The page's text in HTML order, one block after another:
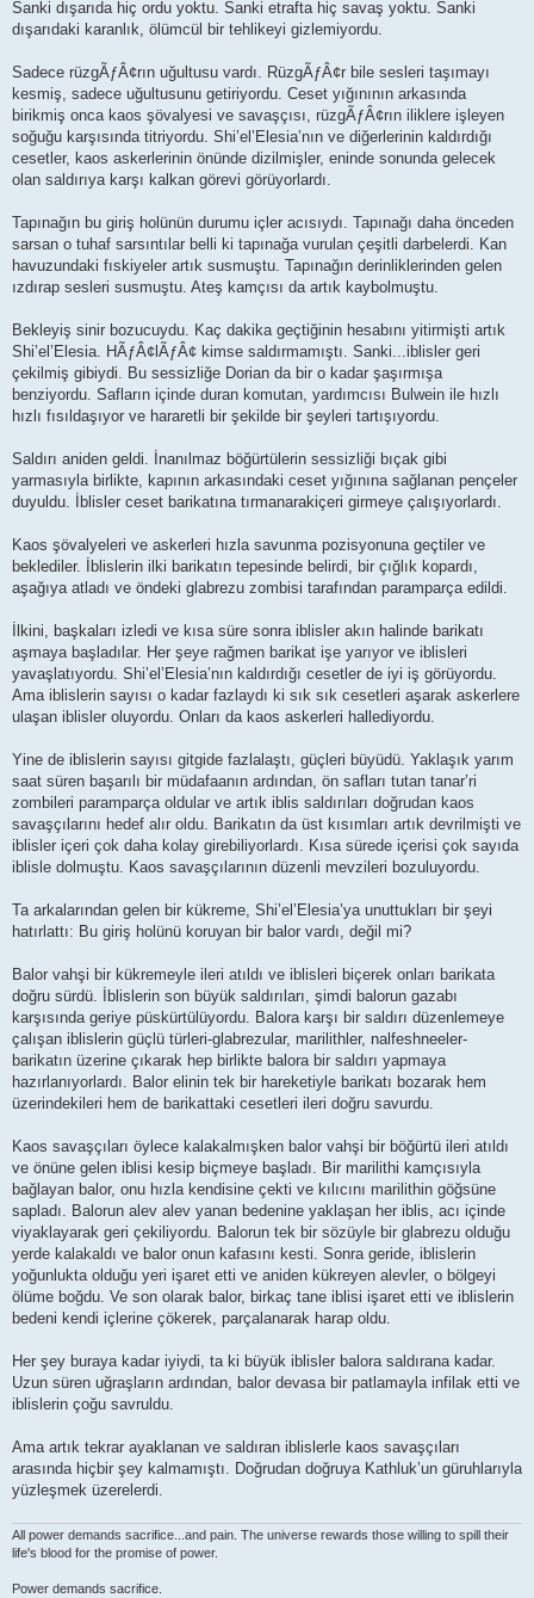
Sanki dışarıda hiç ordu yoktu. Sanki etrafta hiç savaş yoktu. Sanki
dışarıdaki karanlık, ölümcül bir tehlikeyi gizlemiyordu.
Sadece rüzgÃƒÂ¢rın uğultusu vardı. RüzgÃƒÂ¢r bile sesleri taşımayı
kesmiş, sadece uğultusunu getiriyordu. Ceset yığınının arkasında
birikmiş onca kaos şövalyesi ve savaşçısı, rüzgÃƒÂ¢rın iliklere işleyen
soğuğu karşısında titriyordu. Shi’el’Elesia’nın ve diğerlerinin kaldırdığı
cesetler, kaos askerlerinin önünde dizilmişler, eninde sonunda gelecek
olan saldırıya karşı kalkan görevi görüyorlardı.
Tapınağın bu giriş holünün durumu içler acısıydı. Tapınağı daha önceden
sarsan o tuhaf sarsıntılar belli ki tapınağa vurulan çeşitli darbelerdi. Kan
havuzundaki fıskiyeler artık susmuştu. Tapınağın derinliklerinden gelen
ızdırap sesleri susmuştu. Ateş kamçısı da artık kaybolmuştu.
Bekleyiş sinir bozucuydu. Kaç dakika geçtiğinin hesabını yitirmişti artık
Shi’el’Elesia. HÃƒÂ¢lÃƒÂ¢ kimse saldırmamıştı. Sanki...iblisler geri
çekilmiş gibiydi. Bu sessizliğe Dorian da bir o kadar şaşırmışa
benziyordu. Safların içinde duran komutan, yardımcısı Bulwein ile hızlı
hızlı fısıldaşıyor ve hararetli bir şekilde bir şeyleri tartışıyordu.
Saldırı aniden geldi. İnanılmaz böğürtülerin sessizliği bıçak gibi
yarmasıyla birlikte, kapının arkasındaki ceset yığınına sağlanan pençeler
duyuldu. İblisler ceset barikatına tırmanarakiçeri girmeye çalışıyorlardı.
Kaos şövalyeleri ve askerleri hızla savunma pozisyonuna geçtiler ve
beklediler. İblislerin ilki barikatın tepesinde belirdi, bir çığlık kopardı,
aşağıya atladı ve öndeki glabrezu zombisi tarafından paramparça edildi.
İlkini, başkaları izledi ve kısa süre sonra iblisler akın halinde barikatı
aşmaya başladılar. Her şeye rağmen barikat işe yarıyor ve iblisleri
yavaşlatıyordu. Shi’el’Elesia’nın kaldırdığı cesetler de iyi iş görüyordu.
Ama iblislerin sayısı o kadar fazlaydı ki sık sık cesetleri aşarak askerlere
ulaşan iblisler oluyordu. Onları da kaos askerleri hallediyordu.
Yine de iblislerin sayısı gitgide fazlalaştı, güçleri büyüdü. Yaklaşık yarım
saat süren başarılı bir müdafaanın ardından, ön safları tutan tanar’ri
zombileri paramparça oldular ve artık iblis saldırıları doğrudan kaos
savaşçılarını hedef alır oldu. Barikatın da üst kısımları artık devrilmişti ve
iblisler içeri çok daha kolay girebiliyorlardı. Kısa sürede içerisi çok sayıda
iblisle dolmuştu. Kaos savaşçılarının düzenli mevzileri bozuluyordu.
Ta arkalarından gelen bir kükreme, Shi’el’Elesia’ya unuttukları bir şeyi
hatırlattı: Bu giriş holünü koruyan bir balor vardı, değil mi?
Balor vahşi bir kükremeyle ileri atıldı ve iblisleri biçerek onları barikata
doğru sürdü. İblislerin son büyük saldırıları, şimdi balorun gazabı
karşısında geriye püskürtülüyordu. Balora karşı bir saldırı düzenlemeye
çalışan iblislerin güçlü türleri-glabrezular, marilithler, nalfeshneeler-
barikatın üzerine çıkarak hep birlikte balora bir saldırı yapmaya
hazırlanıyorlardı. Balor elinin tek bir hareketiyle barikatı bozarak hem
üzerindekileri hem de barikattaki cesetleri ileri doğru savurdu.
Kaos savaşçıları öylece kalakalmışken balor vahşi bir böğürtü ileri atıldı
ve önüne gelen iblisi kesip biçmeye başladı. Bir marilithi kamçısıyla
bağlayan balor, onu hızla kendisine çekti ve kılıcını marilithin göğsüne
sapladı. Balorun alev alev yanan bedenine yaklaşan her iblis, acı içinde
viyaklayarak geri çekiliyordu. Balorun tek bir sözüyle bir glabrezu olduğu
yerde kalakaldı ve balor onun kafasını kesti. Sonra geride, iblislerin
yoğunlukta olduğu yeri işaret etti ve aniden kükreyen alevler, o bölgeyi
ölüme boğdu. Ve son olarak balor, birkaç tane iblisi işaret etti ve iblislerin
bedeni kendi içlerine çökerek, parçalanarak harap oldu.
Her şey buraya kadar iyiydi, ta ki büyük iblisler balora saldırana kadar.
Uzun süren uğraşların ardından, balor devasa bir patlamayla infilak etti ve
iblislerin çoğu savruldu.
Ama artık tekrar ayaklanan ve saldıran iblislerle kaos savaşçıları
arasında hiçbir şey kalmamıştı. Doğrudan doğruya Kathluk’un güruhlarıyla
yüzleşmek üzerelerdi.
All power demands sacrifice...and pain. The universe rewards those willing to spill their
life's blood for the promise of power.
Power demands sacrifice.